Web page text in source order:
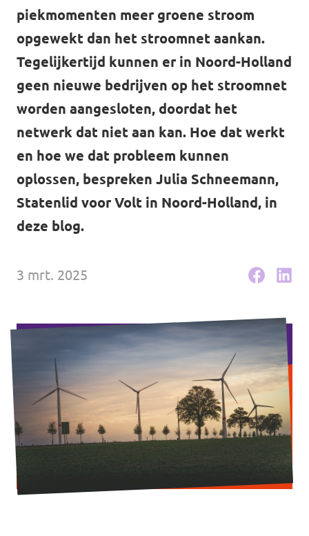
Volt Haarlem
Vacatures
piekmomenten meer groene stroom
opgewekt dan het stroomnet aankan.
Tegelijkertijd kunnen er in Noord-Holland
geen nieuwe bedrijven op het stroomnet
worden aangesloten, doordat het
netwerk dat niet aan kan. Hoe dat werkt
en hoe we dat probleem kunnen
oplossen, bespreken Julia Schneemann,
Statenlid voor Volt in Noord-Holland, in
deze blog.
3 mrt. 2025